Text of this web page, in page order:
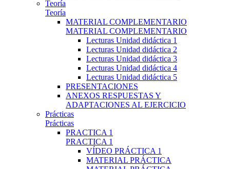
Teoría
Teoría
MATERIAL COMPLEMENTARIO
MATERIAL COMPLEMENTARIO
Lecturas Unidad didáctica 1
Lecturas Unidad didáctica 2
Lecturas Unidad didáctica 3
Lecturas Unidad didáctica 4
Lecturas Unidad didáctica 5
PRESENTACIONES
ANEXOS RESPUESTAS Y
ADAPTACIONES AL EJERCICIO
Prácticas
Prácticas
PRACTICA 1
PRACTICA 1
VÍDEO PRÁCTICA 1
MATERIAL PRÁCTICA